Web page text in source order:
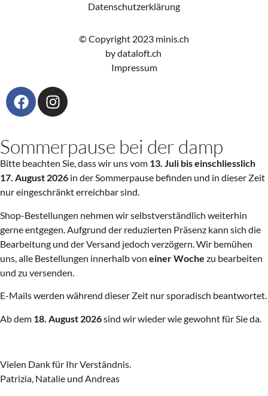
Datenschutzerklärung
© Copyright 2023 minis.ch
by dataloft.ch
Impressum
Sommerpause bei der damp
Bitte beachten Sie, dass wir uns vom 13. Juli bis einschliesslich
17. August 2026 in der Sommerpause befinden und in dieser Zeit
nur eingeschränkt erreichbar sind.
Shop-Bestellungen nehmen wir selbstverständlich weiterhin
gerne entgegen. Aufgrund der reduzierten Präsenz kann sich die
Bearbeitung und der Versand jedoch verzögern. Wir bemühen
uns, alle Bestellungen innerhalb von einer Woche zu bearbeiten
und zu versenden.
E-Mails werden während dieser Zeit nur sporadisch beantwortet.
Ab dem 18. August 2026sind wir wieder wie gewohnt für Sie da.
Vielen Dank für Ihr Verständnis.
Patrizia, Natalie und Andreas